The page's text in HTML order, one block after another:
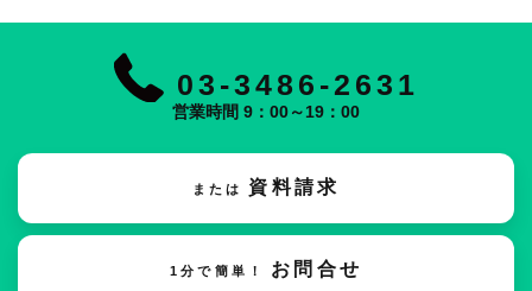
03-3486-2631
営業時間 9：00～19：00
または 資料請求
1分で簡単！ お問合せ